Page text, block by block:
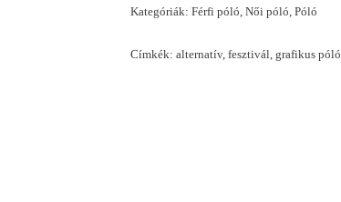
Kategóriák:Férfi póló ,Női póló ,Póló
Címkék:alternatív,fesztivál ,grafikus póló